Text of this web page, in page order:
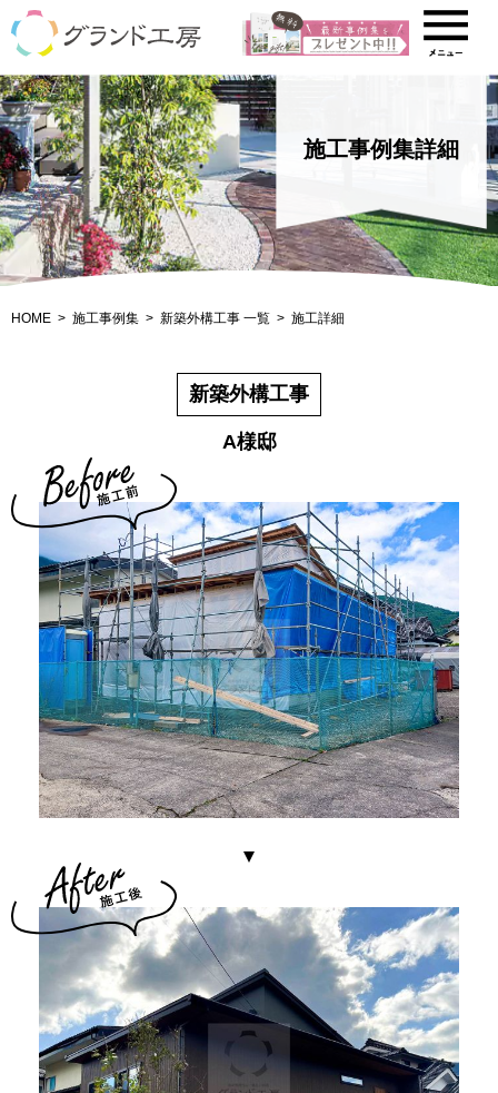
施工事例集詳細
HOME 施工事例集 新築外構工事 一覧 施工詳細
新築外構工事
A様邸